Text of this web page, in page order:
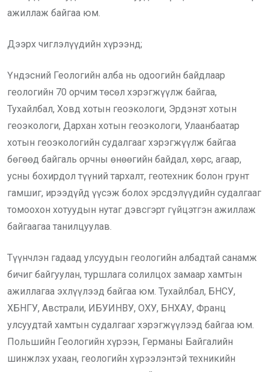
ажиллаж байгаа юм.
Дээрх чиглэлүүдийн хүрээнд;
Үндэсний Геологийн алба нь одоогийн байдлаар
геологийн 70 орчим төсөл хэрэгжүүлж байгаа,
Тухайлбал, Ховд хотын геоэкологи, Эрдэнэт хотын
геоэкологи, Дархан хотын геоэкологи, Улаанбаатар
хотын геоэкологийн судалгааг хэрэгжүүлж байгаа
бөгөөд байгаль орчны өнөөгийн байдал, хөрс, агаар,
усны бохирдол түүний тархалт, геотехник болон грунт
гамшиг, ирээдүйд үүсэж болох эрсдэлүүдийн судалгааг
томоохон хотуудын нутаг дэвсгэрт гүйцэтгэн ажиллаж
байгаагаа танилцуулав.
Түүнчлэн гадаад улсуудын геологийн албадтай санамж
бичиг байгуулан, туршлага солилцох замаар хамтын
ажиллагаа эхлүүлээд байгаа юм. Тухайлбал, БНСУ,
ХБНГУ, Австрали, ИБУИНВУ, ОХУ, БНХАУ, Франц
улсуудтай хамтын судалгааг хэрэгжүүлээд байгаа юм.
Польшийн Геологийн хүрээн, Германы Байгалийн
шинжлэх ухаан, геологийн хүрээлэнтэй техникийн